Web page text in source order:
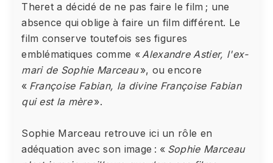
Theret a décidé de ne pas faire le film ; une
absence qui oblige à faire un film différent. Le
film conserve toutefois ses figures
emblématiques comme «Alexandre Astier, l'ex-
mari de Sophie Marceau», ou encore
« Françoise Fabian, la divine Françoise Fabian
qui est la mère».
Sophie Marceau retrouve ici un rôle en
adéquation avec son image : « Sophie Marceau